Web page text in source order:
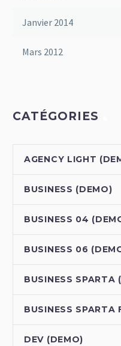
Janvier 2014
Mars 2012
CATÉGORIES
AGENCY LIGHT
BUSINESS (DEMO)
BUSINESS 04
BUSINESS 06
BUSINESS SPARTA
BUSINESS SPARTA
DEV (DEMO)